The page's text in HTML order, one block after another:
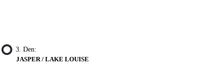
3. Den:
JASPER / LAKE LOUISE